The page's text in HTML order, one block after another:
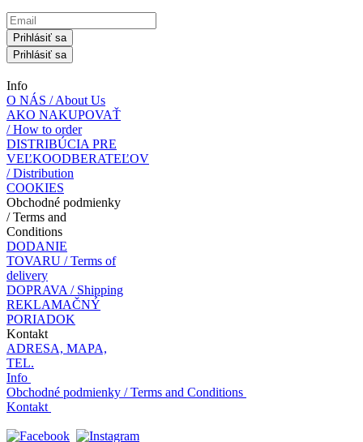
Prihlásiť sa
Prihlásiť sa
Info
O NÁS / About Us
AKO NAKUPOVAŤ
/ How to order
DISTRIBÚCIA PRE
VEĽKOODBERATEĽOV
/ Distribution
COOKIES
Obchodné podmienky
/ Terms and
Conditions
DODANIE
TOVARU / Terms of
delivery
DOPRAVA / Shipping
REKLAMAČNÝ
PORIADOK
Kontakt
ADRESA, MAPA,
TEL.
Info
Obchodné podmienky / Terms and Conditions
Kontakt